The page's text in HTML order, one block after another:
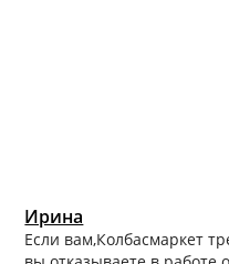
Ирина
Если вам,Колбасмаркет